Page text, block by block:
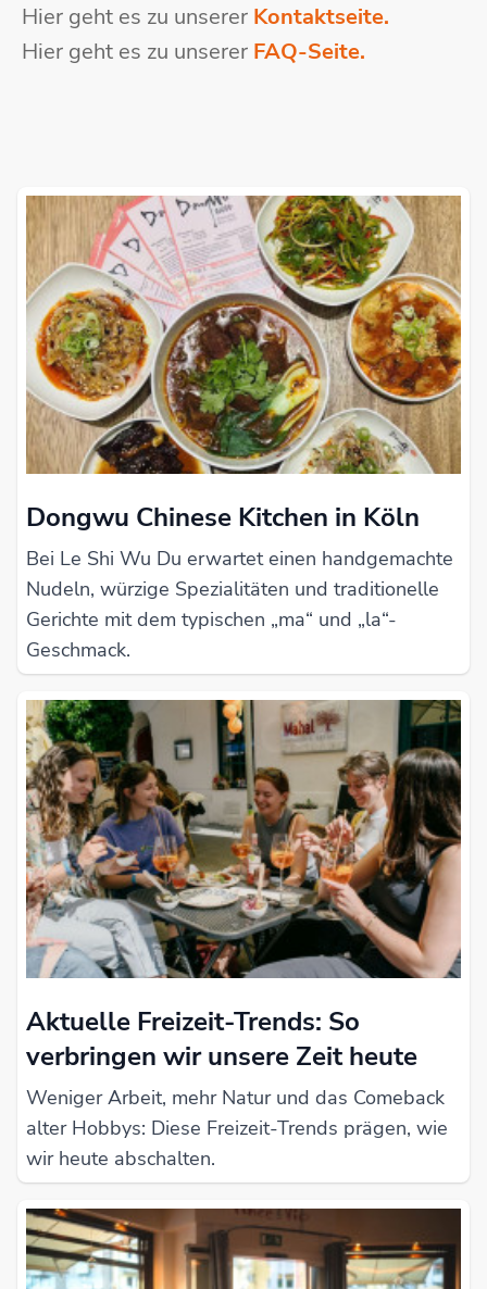
Hier geht es zu unserer Kontaktseite.
Hier geht es zu unserer FAQ-Seite.
Dongwu Chinese Kitchen in Köln
Bei Le Shi Wu Du erwartet einen handgemachte
Nudeln, würzige Spezialitäten und traditionelle
Gerichte mit dem typischen „ma“ und „la“-
Geschmack.
Aktuelle Freizeit-Trends: So
verbringen wir unsere Zeit heute
Weniger Arbeit, mehr Natur und das Comeback
alter Hobbys: Diese Freizeit-Trends prägen, wie
wir heute abschalten.